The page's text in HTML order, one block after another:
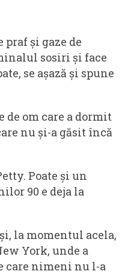
praf și gaze de
sosiri și face
se așază și spune
om care a dormit
nu și-a găsit încă
Poate și un
90 e deja la
la momentul acela,
York, unde a
care nimeni nu l-a